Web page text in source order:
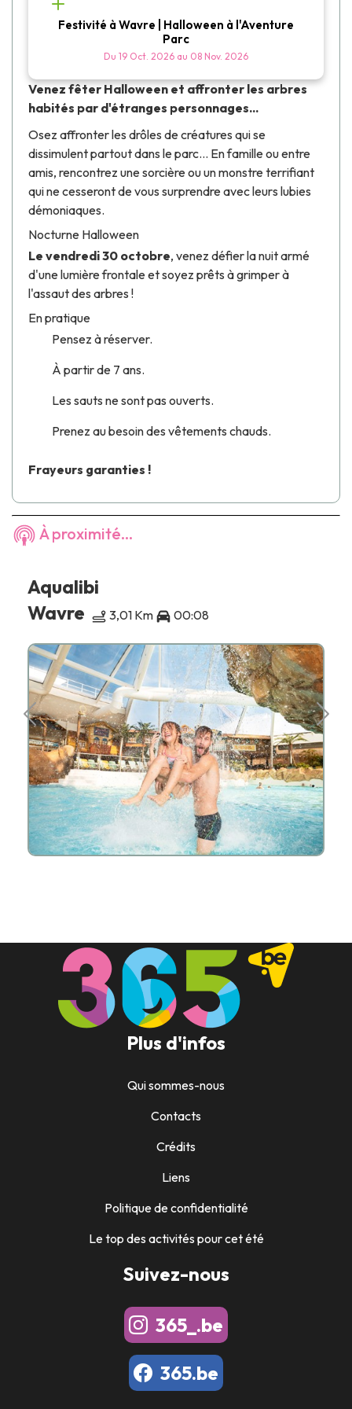
Festivité à Wavre | Halloween à l'Aventure
Parc
Du 19 Oct. 2026 au 08 Nov. 2026
Venez fêter Halloween et affronter les arbres
habités par d'étranges personnages...
Osez affronter les drôles de créatures qui se
dissimulent partout dans le parc... En famille ou entre
amis, rencontrez une sorcière ou un monstre terrifiant
qui ne cesseront de vous surprendre avec leurs lubies
démoniaques.
Nocturne Halloween
Le vendredi 30 octobre, venez défier la nuit armé
d'une lumière frontale et soyez prêts à grimper à
l'assaut des arbres !
En pratique
Pensez à réserver.
À partir de 7 ans.
Les sauts ne sont pas ouverts.
Prenez au besoin des vêtements chauds.
Frayeurs garanties !
À proximité...
Aqualibi
Wavre
3,01 Km 00:08
Plus d'infos
Qui sommes-nous
Contacts
Crédits
Liens
Politique de confidentialité
Le top des activités pour cet été
Suivez-nous
365_.be
365.be